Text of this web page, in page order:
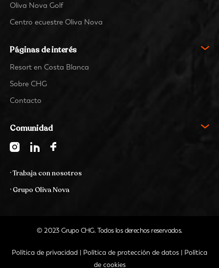
Oliva Nova Golf
Centro ecuestre Oliva Nova
Páginas de interés
Resort en Costa Blanca
Sobre CHG
Contacto
Comunidad
· Trabaja con nosotros
· Grupo Oliva Nova
© 2023 Grupo CHG. Todos los derechos reservados.
Política de privacidad | Política de protección de datos | Política
de cookies